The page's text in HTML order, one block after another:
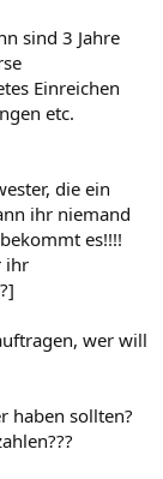
sind 3 Jahre
Einreichen
etc.
die ein
ihr niemand
es!!!!
ihr
wer will
haben sollten?